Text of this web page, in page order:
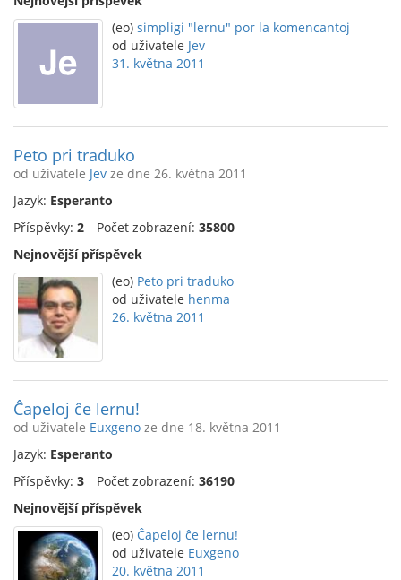
(eo) simpligi "lernu" por la komencantoj
od uživatele Jev
31. května 2011
Peto pri traduko
od uživatele Jev ze dne 26. května 2011
Jazyk: Esperanto
Příspěvky: 2 Počet zobrazení: 35800
Nejnovější příspěvek
(eo) Peto pri traduko
od uživatele henma
26. května 2011
Ĉapeloj ĉe lernu!
od uživatele Euxgeno ze dne 18. května 2011
Jazyk: Esperanto
Příspěvky: 3 Počet zobrazení: 36190
Nejnovější příspěvek
(eo) Ĉapeloj ĉe lernu!
od uživatele Euxgeno
20. května 2011